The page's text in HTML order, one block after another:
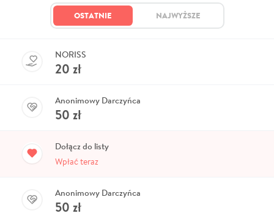
OSTATNIE NAJWYŻSZE
NORISS
20 zł
Anonimowy Darczyńca
50 zł
Dołącz do listy
Wpłać teraz
Anonimowy Darczyńca
50 zł